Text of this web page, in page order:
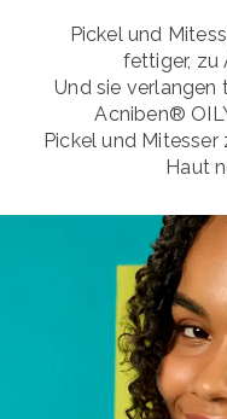
Pickel und
fettiger, zu
Und sie verlangen
Acniben®
Pickel und
Haut